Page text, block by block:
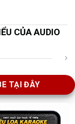
CỦA AUDIO
TẠI ĐÂY